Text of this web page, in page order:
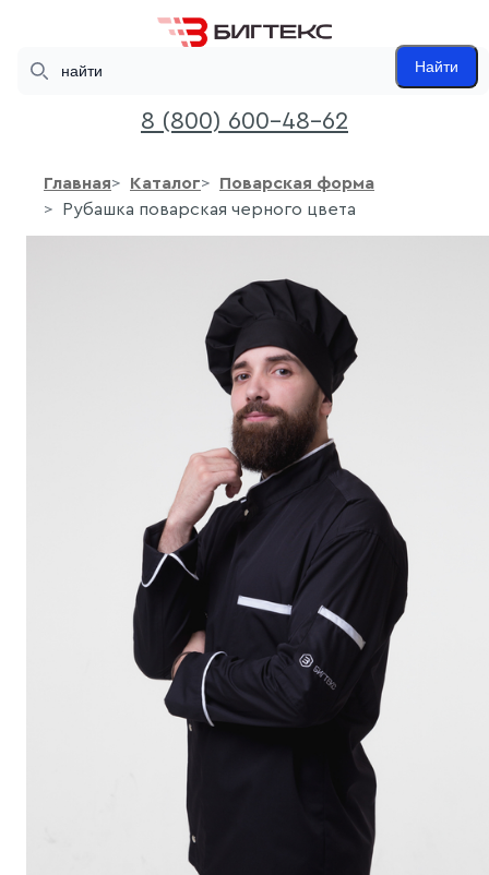
Найти
8 (800) 600-48-62
Главная Каталог
Поварская форма
Рубашка поварская черного цвета